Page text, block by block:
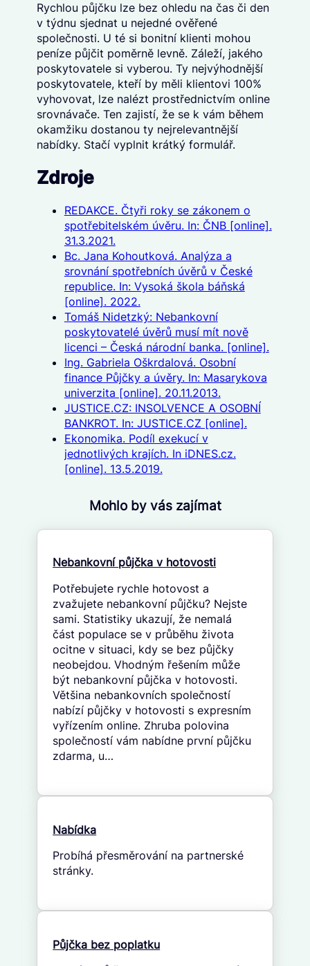
Rychlou půjčku lze bez ohledu na čas či den
v týdnu sjednat u nejedné ověřené
společnosti. U té si bonitní klienti mohou
peníze půjčit poměrně levně. Záleží, jakého
poskytovatele si vyberou. Ty nejvýhodnější
poskytovatele, kteří by měli klientovi 100%
vyhovovat, lze nalézt prostřednictvím online
srovnávače. Ten zajistí, že se k vám během
okamžiku dostanou ty nejrelevantnější
nabídky. Stačí vyplnit krátký formulář.
Zdroje
REDAKCE. Čtyři roky se zákonem o
spotřebitelském úvěru. In: ČNB [online].
31.3.2021.
Bc. Jana Kohoutková. Analýza a
srovnání spotřebních úvěrů v České
republice. In: Vysoká škola báňská
[online]. 2022.
Tomáš Nidetzký: Nebankovní
poskytovatelé úvěrů musí mít nově
licenci – Česká národní banka. [online].
Ing. Gabriela Oškrdalová. Osobní
finance Půjčky a úvěry. In: Masarykova
univerzita [online]. 20.11.2013.
JUSTICE.CZ: INSOLVENCE A OSOBNÍ
BANKROT. In: JUSTICE.CZ [online].
Ekonomika. Podíl exekucí v
jednotlivých krajích. In iDNES.cz.
[online]. 13.5.2019.
Mohlo by vás zajímat
Nebankovní půjčka v hotovosti
Potřebujete rychle hotovost a
zvažujete nebankovní půjčku? Nejste
sami. Statistiky ukazují, že nemalá
část populace se v průběhu života
ocitne v situaci, kdy se bez půjčky
neobejdou. Vhodným řešením může
být nebankovní půjčka v hotovosti.
Většina nebankovních společností
nabízí půjčky v hotovosti s expresním
vyřízením online. Zhruba polovina
společností vám nabídne první půjčku
zdarma, u…
Nabídka
Probíhá přesměrování na partnerské
stránky.
Půjčka bez poplatku